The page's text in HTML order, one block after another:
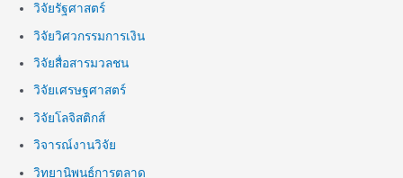
วิจัยรัฐศาสตร์
วิจัยวิศวกรรมการเงิน
วิจัยสื่อสารมวลชน
วิจัยเศรษฐศาสตร์
วิจัยโลจิสติกส์
วิจารณ์งานวิจัย
วิทยานิพนธ์การตลาด